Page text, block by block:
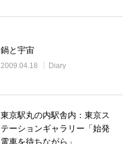
鍋と宇宙
2009.04.18 Diary
東京駅丸の内駅舎内：東京ス
テーションギャラリー「始発
電車を待ちながら」